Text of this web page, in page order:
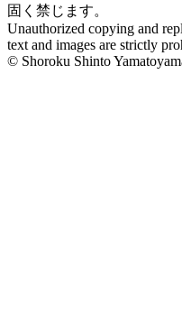
固く禁じます。
Unauthorized copying and
text and images are strictly
© Shoroku Shinto